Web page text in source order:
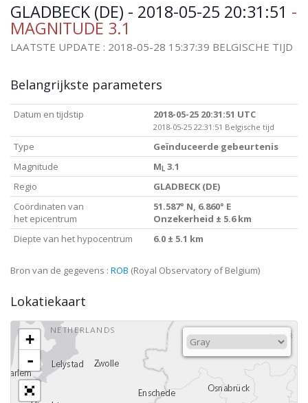
GLADBECK (DE) - 2018-05-25 20:31:51 -
MAGNITUDE 3.1
LAATSTE UPDATE : 2018-05-28 15:37:39 BELGISCHE TIJD
Belangrijkste parameters
Datum en tijdstip 2018-05-25 20:31:51 UTC
2018-05-25 22:31:51 Belgische tijd
Type
Geïnduceerde gebeurtenis
Magnitude
M L 3.1
Regio
GLADBECK (DE)
Coördinaten van
het epicentrum
51.587° N, 6.860° E
Onzekerheid ± 5.6 km
Diepte van het hypocentrum
6.0 ± 5.1 km
Bron van de gegevens : ROB (Royal Observatory of Belgium)
Lokatiekaart
+
-